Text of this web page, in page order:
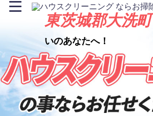
東茨城郡大洗町
いのあなたへ！